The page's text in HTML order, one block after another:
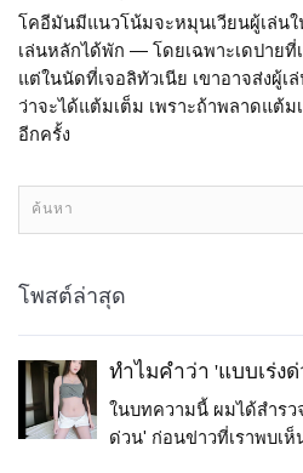
โคอีมันมีแนวโน้มจะหมุนเวียนผู้เล่น
เล่นหลักได้พัก — โดยเฉพาะเดปาย
แต่ในนัดที่เจอลิทัวเนีย เขาอาจส่งผู้เ
ว่าจะได้แต้มเต็ม เพราะถ้าพลาดแต้
อีกครั้ง
โพสต์ล่าสุด
ทำไมคำว่า 'แบบเร่ง
ในบทความนี้ ผมได้สำรว
ด่วน' ก่อนข่าวที่เราพบเห็